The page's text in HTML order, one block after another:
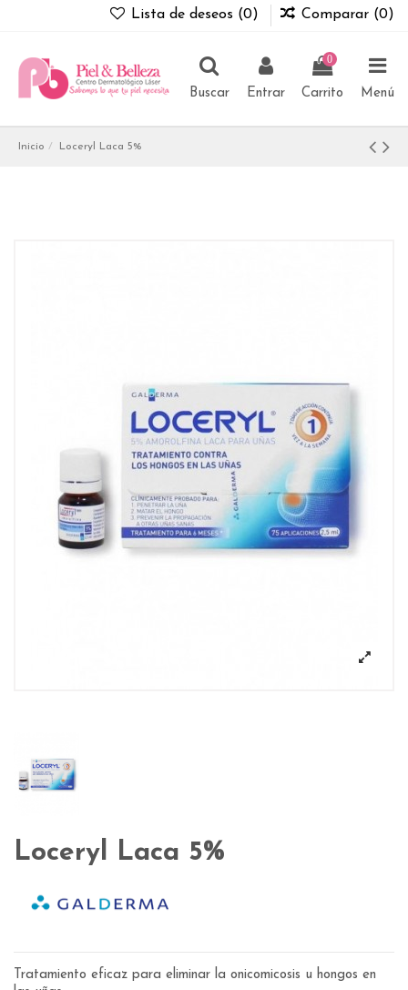
Lista de deseos (0) Comparar (0)
Buscar Entrar
0
Carrito Menú
Inicio Loceryl Laca 5%
Loceryl Laca 5%
Tratamiento eficaz para eliminar la onicomicosis u hongos en